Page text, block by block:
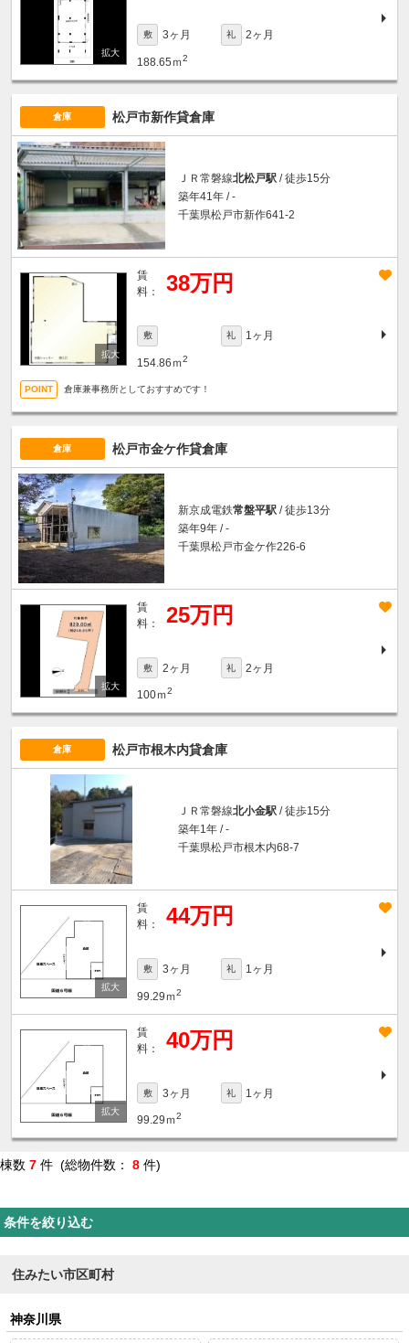
敷 3ヶ月 礼 2ヶ月
188.65ｍ2
倉庫 松戸市新作貸倉庫
ＪＲ常磐線北松戸駅 / 徒歩15分
築年41年 / -
千葉県松戸市新作641-2
賃
料：
38万円
敷 礼 1ヶ月
154.86ｍ2
倉庫兼事務所としておすすめです！
倉庫 松戸市金ケ作貸倉庫
新京成電鉄常盤平駅 / 徒歩13分
築年9年 / -
千葉県松戸市金ケ作226-6
賃
料：
25万円
敷 2ヶ月 礼 2ヶ月
100ｍ2
倉庫 松戸市根木内貸倉庫
ＪＲ常磐線北小金駅 / 徒歩15分
築年1年 / -
千葉県松戸市根木内68-7
賃
料：
44万円
敷 3ヶ月 礼 1ヶ月
99.29ｍ2
賃
料：
40万円
敷 3ヶ月 礼 1ヶ月
99.29ｍ2
棟数 7 件 (総物件数： 8 件)
条件を絞り込む
住みたい市区町村
神奈川県